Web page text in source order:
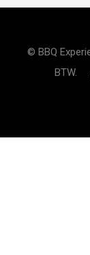
© BBQ
BTW.